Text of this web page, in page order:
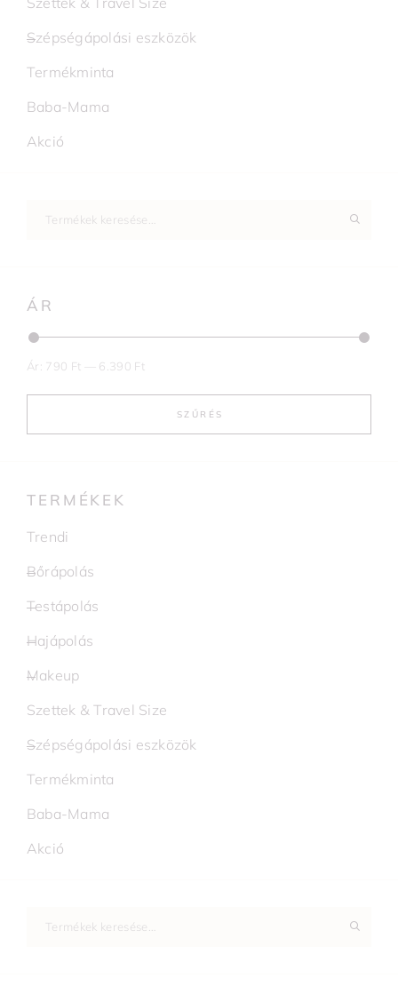
Szépségápolási eszközök
Termékminta
Baba-Mama
Akció
ÁR
SZŰRÉS
Ár: 790 Ft 6.390 Ft
TERMÉKEK
Trendi
Bőrápolás
Testápolás
Hajápolás
Makeup
Szettek & Travel Size
Szépségápolási eszközök
Termékminta
Baba-Mama
Akció